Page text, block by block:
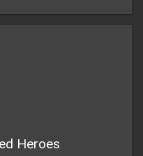
Heroes